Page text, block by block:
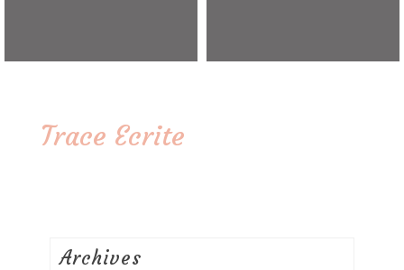
Trace Ecrite
Archives